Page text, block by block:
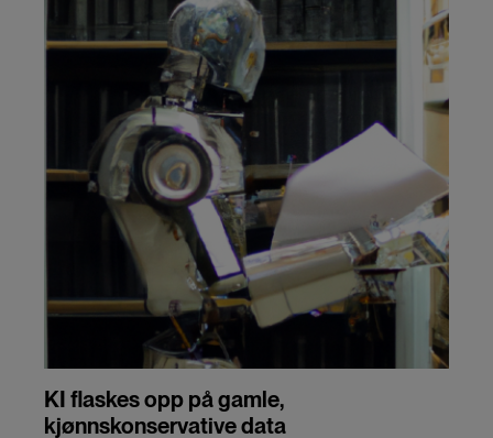
KI flaskes opp på gamle,
kjønnskonservative data